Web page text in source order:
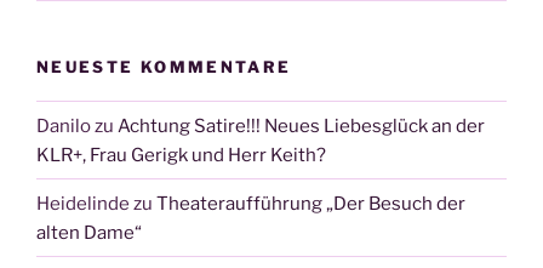
NEUESTE KOMMENTARE
Danilozu Achtung Satire!!! Neues Liebesglück an der
KLR+, Frau Gerigk und Herr Keith?
Heidelinde zu Theateraufführung „Der Besuch der
alten Dame“